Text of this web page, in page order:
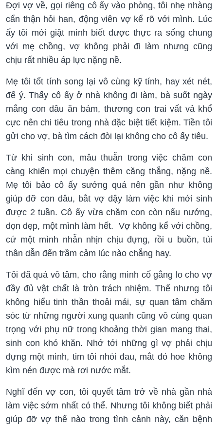
Đợi vợ về, gọi riêng cô ấy vào phòng, tôi nhẹ nhàng
cẩn thận hỏi han, động viên vợ kể rõ với mình. Lúc
ấy tôi mới giật mình biết được thực ra sống chung
với mẹ chồng, vợ không phải đi làm nhưng cũng
chịu rất nhiều áp lực nặng nề.
Mẹ tôi tốt tính song lại vô cùng kỹ tính, hay xét nét,
để ý. Thấy cô ấy ở nhà không đi làm, bà suốt ngày
mắng con dâu ăn bám, thương con trai vất vả khổ
cực nên chi tiêu trong nhà đặc biệt tiết kiệm. Tiền tôi
gửi cho vợ, bà tìm cách đòi lại không cho cô ấy tiêu.
Từ khi sinh con, mâu thuẫn trong việc chăm con
càng khiến mọi chuyện thêm căng thẳng, nặng nề.
Mẹ tôi bảo cô ấy sướng quá nên gần như không
giúp đỡ con dâu, bắt vợ dậy làm việc khi mới sinh
được 2 tuần. Cô ấy vừa chăm con còn nấu nướng,
dọn dẹp, một mình làm hết. Vợ không kể với chồng,
cứ một mình nhẫn nhịn chịu đựng, rồi u buồn, tủi
thân dẫn đến trầm cảm lúc nào chẳng hay.
Tôi đã quá vô tâm, cho rằng mình cố gắng lo cho vợ
đầy đủ vật chất là tròn trách nhiệm. Thế nhưng tôi
không hiểu tinh thần thoải mái, sự quan tâm chăm
sóc từ những người xung quanh cũng vô cùng quan
trọng với phụ nữ trong khoảng thời gian mang thai,
sinh con khó khăn. Nhớ tới những gì vợ phải chịu
đựng một mình, tim tôi nhói đau, mắt đỏ hoe không
kìm nén được mà rơi nước mắt.
Nghĩ đến vợ con, tôi quyết tâm trở về nhà gần nhà
làm việc sớm nhất có thể. Nhưng tôi không biết phải
giúp đỡ vợ thế nào trong tình cảnh này, căn bệnh